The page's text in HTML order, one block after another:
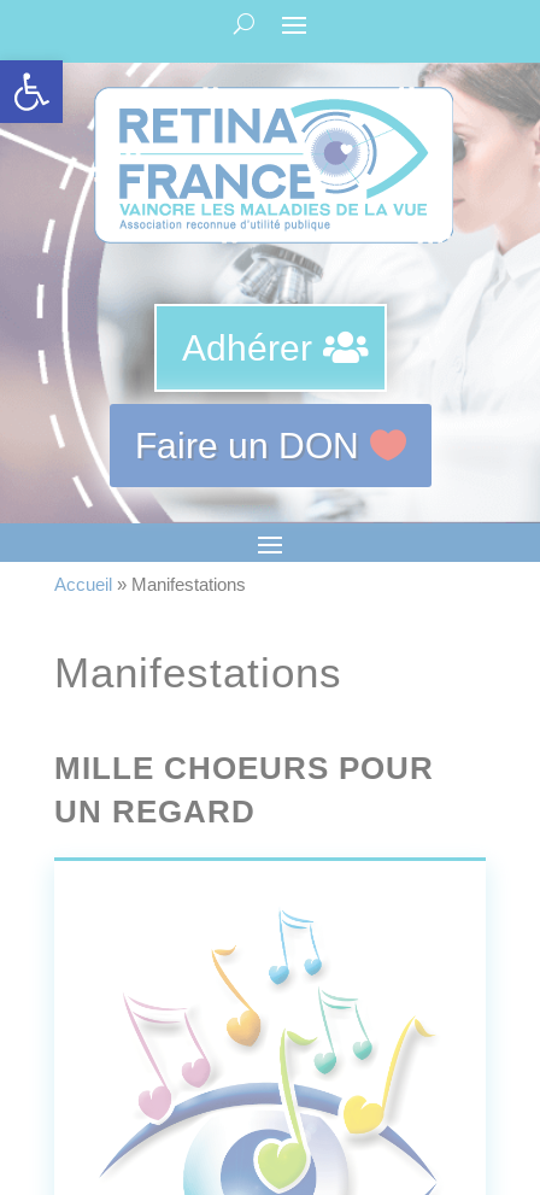
Panneau de gestion des cookies
Ouvrir la barre d’outils
Adhérer
Faire un DON
Accueil» Manifestations
Manifestations
MILLE CHOEURS POUR
UN REGARD